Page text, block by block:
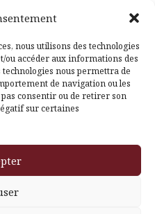
nous utilisons des technologies
ou accéder aux informations des
nous permettra de
de navigation ou les
consentir ou de retirer son
sur certaines